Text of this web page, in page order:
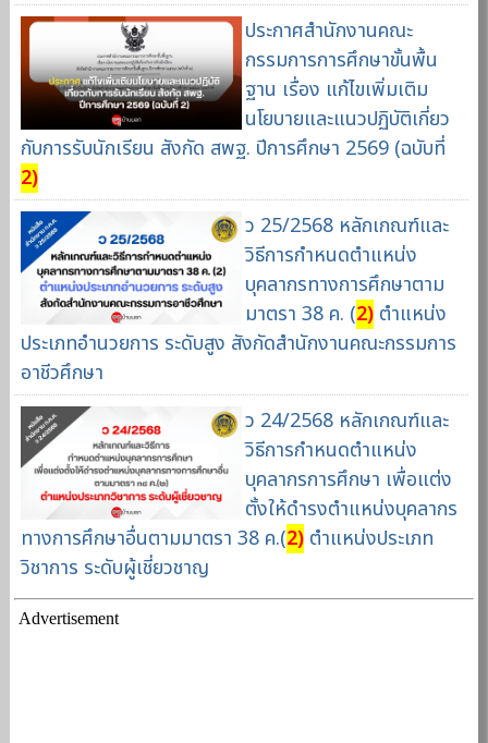
ประกาศสำนักงานคณะ
กรรมการการศึกษาขั้นพื้น
ฐาน เรื่อง แก้ไขเพิ่มเติม
นโยบายและแนวปฏิบัติเกี่ยว
กับการรับนักเรียน สังกัด สพฐ. ปีการศึกษา 2569 (ฉบับที่
2)
ว 25/2568 หลักเกณฑ์และ
วิธีการกำหนดตำแหน่ง
บุคลากรทางการศึกษาตาม
มาตรา 38 ค. (2)ตำแหน่ง
ประเภทอำนวยการ ระดับสูง สังกัดสำนักงานคณะกรรมการ
อาชีวศึกษา
ว 24/2568 หลักเกณฑ์และ
วิธีการกำหนดตำแหน่ง
บุคลากรการศึกษา เพื่อแต่ง
ตั้งให้ดำรงตำแหน่งบุคลากร
ทางการศึกษาอื่นตามมาตรา 38 ค.(2) ตำแหน่งประเภท
วิชาการ ระดับผู้เชี่ยวชาญ
Advertisement